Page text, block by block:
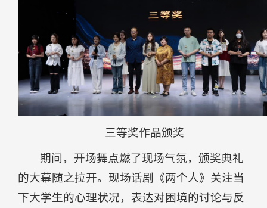
三等奖作品颁奖
期间，开场舞点燃了现场气氛，颁奖典礼
的大幕随之拉开。现场话剧《两个人》关注当
下大学生的心理状况，表达对困境的讨论与反